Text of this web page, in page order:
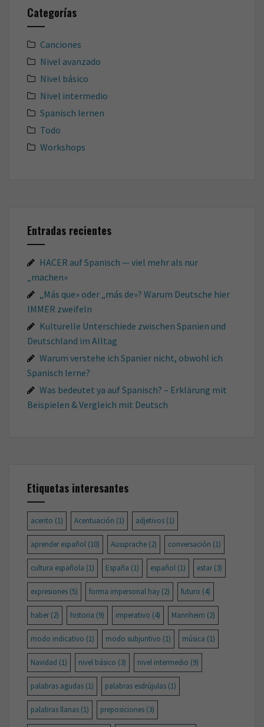
Categorías
Canciones
Nivel avanzado
Nivel básico
Nivel intermedio
Spanisch lernen
Todo
Workshops
Entradas recientes
HACER auf Spanisch — viel mehr als nur
„machen»
„Más que» oder „más de»? Warum Deutsche hier
IMMER zweifeln
Kulturelle Unterschiede zwischen Spanien und
Deutschland im Alltag
Warum verstehe ich Spanier nicht, obwohl ich
Spanisch lerne?
Was bedeutet ya auf Spanisch? – Erklärung mit
Beispielen & Vergleich mit Deutsch
Etiquetas interesantes
acento (1) Acentuación (1) adjetivos (1)
aprender español (10) Aussprache (2) conversación (1)
cultura española (1) España (1) español (1) estar(3)
expresiones (5) forma impersonal hay (2) futuro (4)
haber(2) historia (9) imperativo (4) Mannheim (2)
modo indicativo (1) modo subjuntivo (1) música (1)
Navidad (1) nivel básico (3) nivel intermedio (9)
palabras agudas (1) palabras esdrújulas (1)
palabras llanas (1) preposiciones (3)